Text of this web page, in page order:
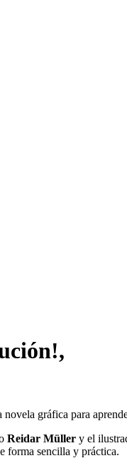
novela gráfica para
Reidar Müller y el
forma sencilla y práctica.